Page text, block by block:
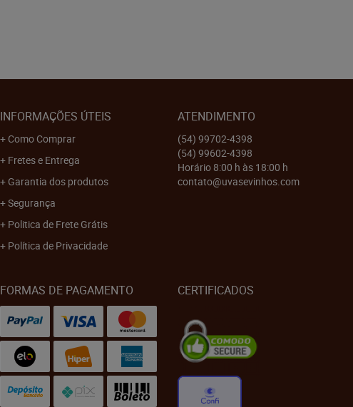
INFORMAÇÕES ÚTEIS
Como Comprar
Fretes e Entrega
Garantia dos produtos
Segurança
Politica de Frete Grátis
Política de Privacidade
ATENDIMENTO
(54) 99702-4398
(54) 99602-4398
Horário 8:00 h às 18:00 h
contato@uvasevinhos.com
FORMAS DE PAGAMENTO CERTIFICADOS